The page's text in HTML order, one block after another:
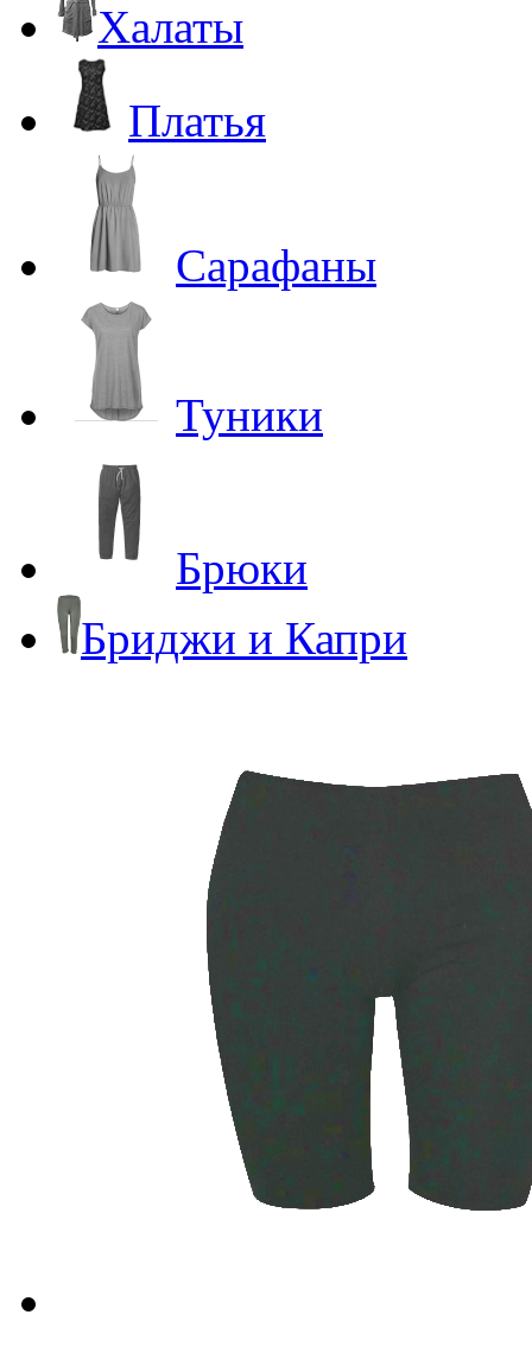
Халаты
Платья
Сарафаны
Туники
Брюки
Бриджи и Капри